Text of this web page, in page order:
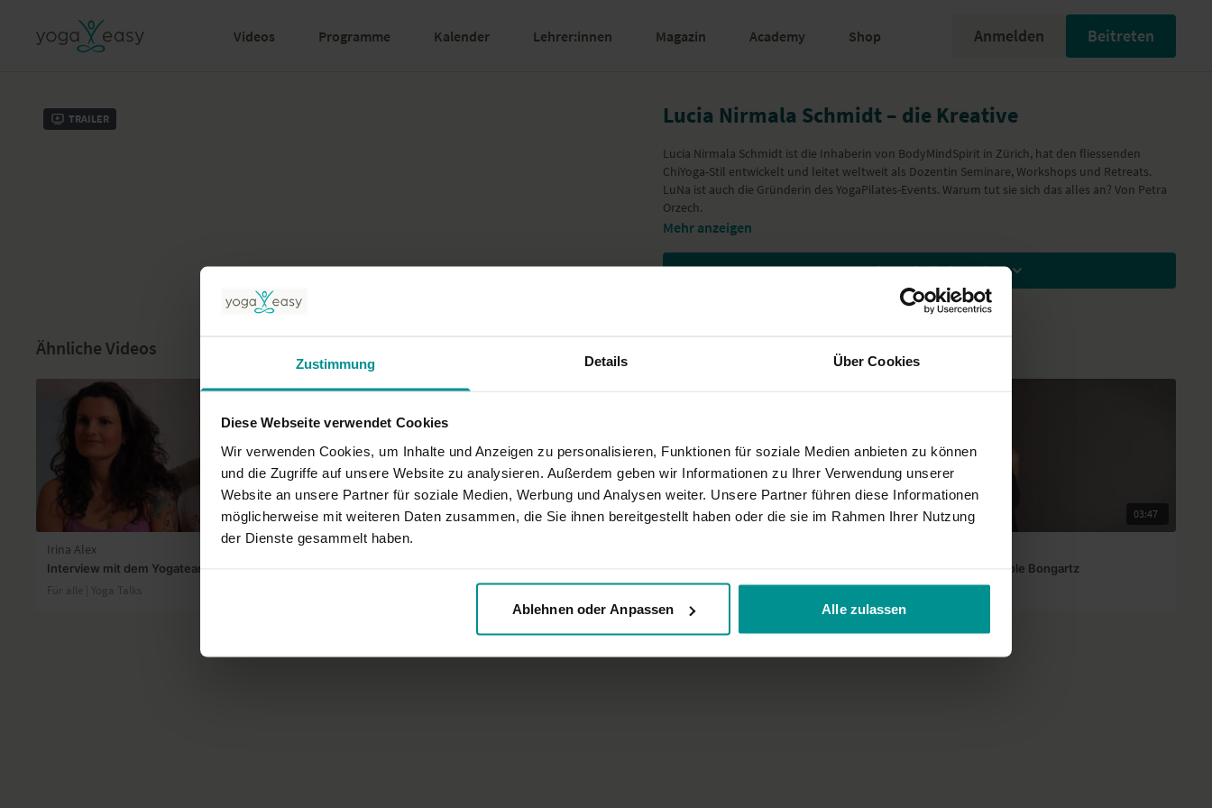
Zustimmung Details Über Cookies
Diese Webseite verwendet Cookies
Wir verwenden Cookies, um Inhalte und Anzeigen zu personalisieren, Funktionen für soziale Medien anbieten zu können
und die Zugriffe auf unsere Website zu analysieren. Außerdem geben wir Informationen zu Ihrer Verwendung unserer
Website an unsere Partner für soziale Medien, Werbung und Analysen weiter. Unsere Partner führen diese Informationen
möglicherweise mit weiteren Daten zusammen, die Sie ihnen bereitgestellt haben oder die sie im Rahmen Ihrer Nutzung
der Dienste gesammelt haben.
Ablehnen oder Anpassen Alle zulassen
Videos Programme Kalender Lehrer:innen Magazin Academy Shop Anmelden Beitreten
Trailer Lucia Nirmala Schmidt – die Kreative
Lucia Nirmala Schmidt ist die Inhaberin von BodyMindSpirit in Zürich, hat den fliessenden
ChiYoga-Stil entwickelt und leitet weltweit als Dozentin Seminare, Workshops und Retreats.
LuNa ist auch die Gründerin des YogaPilates-Events. Warum tut sie sich das alles an? Von Petra
Orzech.
Mehr anzeigen
Zum Ansehen Mitglied werden
Ähnliche Videos
09:52
Irina Alex
Interview mit dem Yogateam Berlin
Für alle | Yoga Talks
03:59 01:20
Steiner
Für alle | Yoga Talks
03:47
Interview mit Nicole Bongartz
Für alle | Yoga Talks